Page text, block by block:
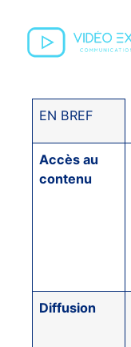
EN BREF
Accès au
contenu
Diffusion